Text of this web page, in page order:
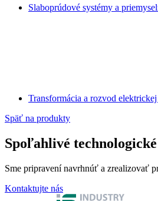
Slaboprúdové systémy a
Transformácia a rozvod
Späť na produkty
Spoľahlivé
Sme pripravení navrhnúť a zrealizovať
Kontaktujte nás